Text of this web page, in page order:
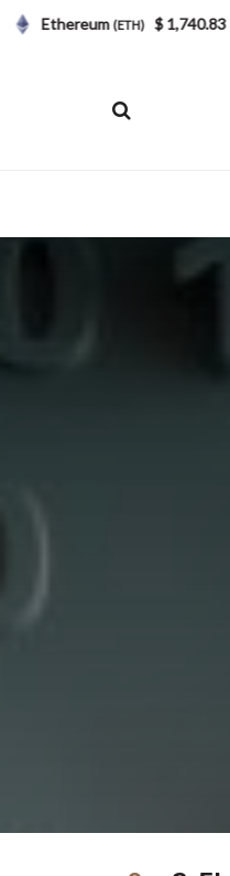
(ETH) $ 1,740.83